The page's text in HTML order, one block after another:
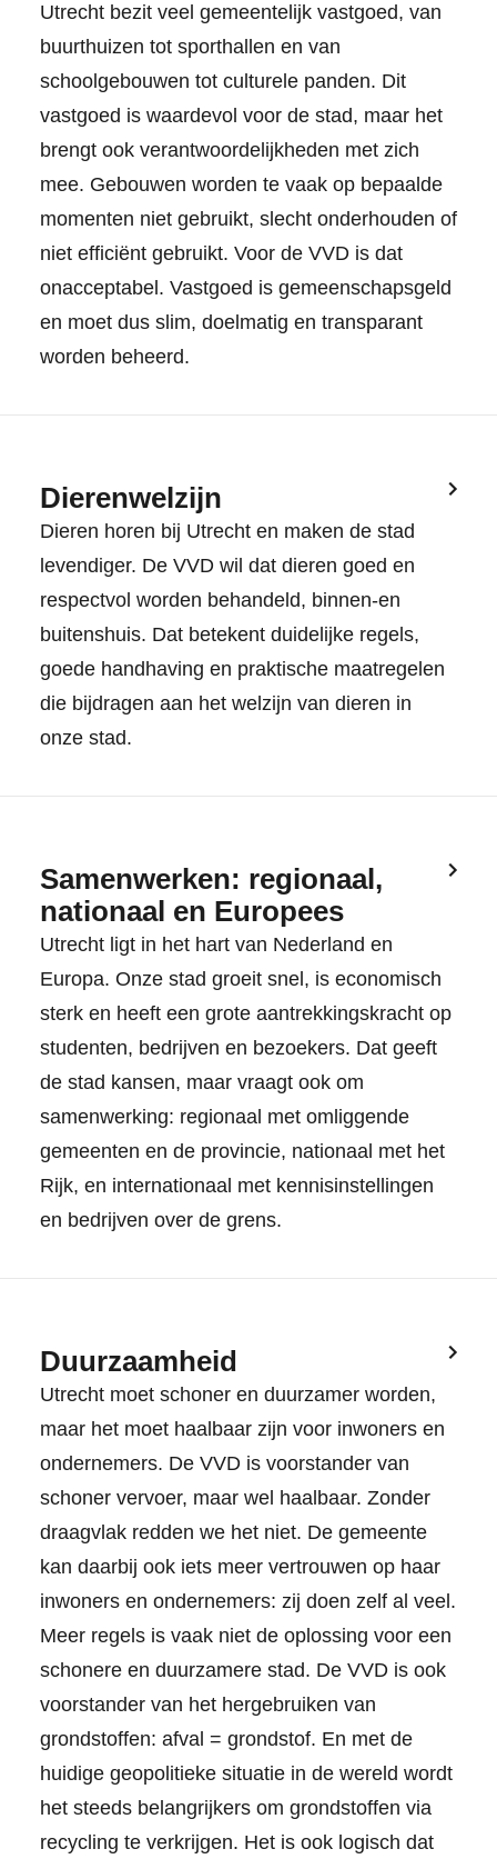
Utrecht bezit veel gemeentelijk vastgoed, van
buurthuizen tot sporthallen en van
schoolgebouwen tot culturele panden. Dit
vastgoed is waardevol voor de stad, maar het
brengt ook verantwoordelijkheden met zich
mee. Gebouwen worden te vaak op bepaalde
momenten niet gebruikt, slecht onderhouden of
niet efficiënt gebruikt. Voor de VVD is dat
onacceptabel. Vastgoed is gemeenschapsgeld
en moet dus slim, doelmatig en transparant
worden beheerd.
Dierenwelzijn
Dieren horen bij Utrecht en maken de stad
levendiger. De VVD wil dat dieren goed en
respectvol worden behandeld, binnen-en
buitenshuis. Dat betekent duidelijke regels,
goede handhaving en praktische maatregelen
die bijdragen aan het welzijn van dieren in
onze stad.
Samenwerken: regionaal,
nationaal en Europees
Utrecht ligt in het hart van Nederland en
Europa. Onze stad groeit snel, is economisch
sterk en heeft een grote aantrekkingskracht op
studenten, bedrijven en bezoekers. Dat geeft
de stad kansen, maar vraagt ook om
samenwerking: regionaal met omliggende
gemeenten en de provincie, nationaal met het
Rijk, en internationaal met kennisinstellingen
en bedrijven over de grens.
Duurzaamheid
Utrecht moet schoner en duurzamer worden,
maar het moet haalbaar zijn voor inwoners en
ondernemers. De VVD is voorstander van
schoner vervoer, maar wel haalbaar. Zonder
draagvlak redden we het niet. De gemeente
kan daarbij ook iets meer vertrouwen op haar
inwoners en ondernemers: zij doen zelf al veel.
Meer regels is vaak niet de oplossing voor een
schonere en duurzamere stad. De VVD is ook
voorstander van het hergebruiken van
grondstoffen: afval = grondstof. En met de
huidige geopolitieke situatie in de wereld wordt
het steeds belangrijkers om grondstoffen via
recycling te verkrijgen. Het is ook logisch dat